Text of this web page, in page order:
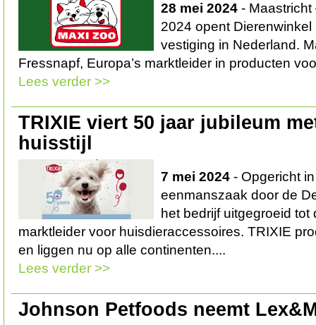
28 mei 2024 -
2024 opent
vestiging in Nederland.
Fressnapf, Europa’s marktleider in producten
Lees verder >>
TRIXIE viert 50 jaar jubileum
huisstijl
7 mei 2024 - Opgericht
eenmanszaak door de
het bedrijf uitgegroeid tot
marktleider voor huisdieraccessoires. TRIXIE
en liggen nu op alle continenten....
Lees verder >>
Johnson Petfoods neemt